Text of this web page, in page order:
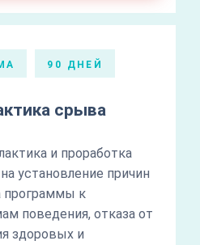
90 ДНЕЙ
срыва
и проработка
установление причин
программы к
поведения, отказа от
здоровых и